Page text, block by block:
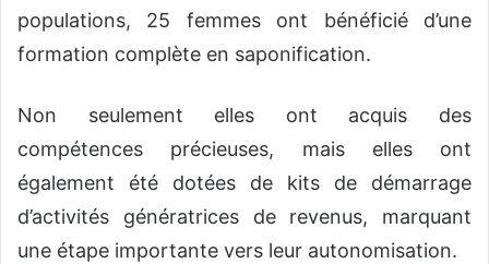
populations, 25 femmes ont bénéficié d’une
formation complète en saponification.
Non seulement elles ont acquis des
compétences précieuses, mais elles ont
également été dotées de kits de démarrage
d’activités génératrices de revenus, marquant
une étape importante vers leur autonomisation.